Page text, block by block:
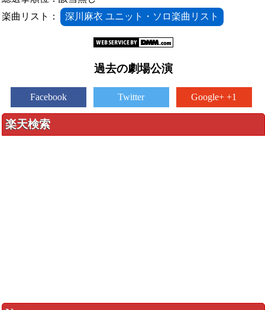
楽曲リスト：
深川麻衣 ユニット・ソロ楽曲リスト
過去の劇場公演
Facebook Twitter Google+ +1
楽天検索